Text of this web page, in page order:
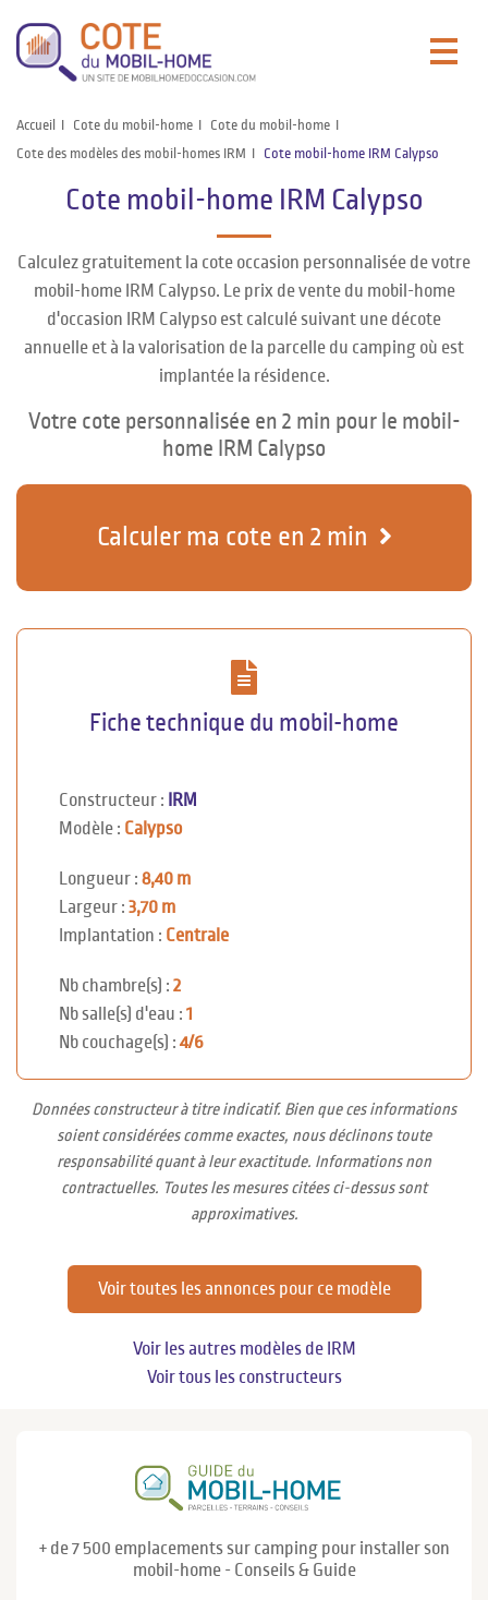
Accueil Cote du mobil-home
Cote du mobil-home
Cote des modèles des mobil-homes IRM
Cote mobil-home IRM Calypso
Cote mobil-home IRM Calypso
Calculez gratuitement la cote occasion personnalisée de votre
mobil-home IRM Calypso. Le prix de vente du mobil-home
d'occasion IRM Calypso est calculé suivant une décote
annuelle et à la valorisation de la parcelle du camping où est
implantée la résidence.
Votre cote personnalisée en 2 min pour le mobil-
home IRM Calypso
Calculer ma cote en 2 min
Fiche technique du mobil-home
Constructeur :
IRM
Modèle : Calypso
Longueur : 8,40 m
Largeur : 3,70 m
Implantation : Centrale
Nb chambre(s) : 2
Nb salle(s) d'eau : 1
Nb couchage(s) : 4/6
Données constructeur à titre indicatif. Bien que ces informations
soient considérées comme exactes, nous déclinons toute
responsabilité quant à leur exactitude. Informations non
contractuelles. Toutes les mesures citées ci-dessus sont
approximatives.
Voir toutes les annonces pour ce modèle
Voir les autres modèles de IRM
Voir tous les constructeurs
+ de 7 500 emplacements sur camping pour installer son
mobil-home - Conseils & Guide